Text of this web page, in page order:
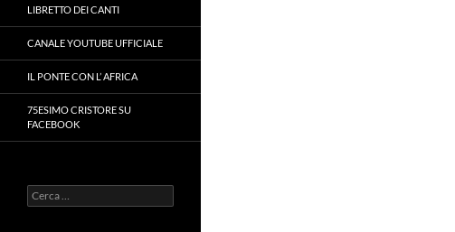
LIBRETTO DEI CANTI
CANALE YOUTUBE UFFICIALE
IL PONTE CON L’ AFRICA
75ESIMO CRISTORE SU
FACEBOOK
Ricerca
per: